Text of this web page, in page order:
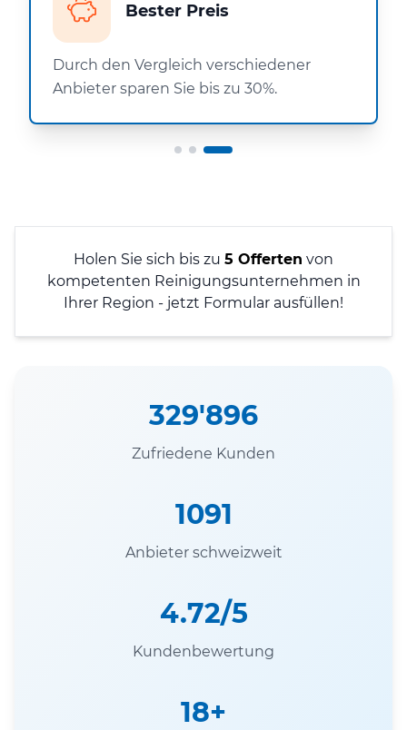
Bester Preis
Durch den Vergleich verschiedener
Anbieter sparen Sie bis zu 30%.
Holen Sie sich bis zu 5 Offerten von
kompetenten Reinigungsunternehmen in
Ihrer Region - jetzt Formular ausfüllen!
329'896
Zufriedene Kunden
1091
Anbieter schweizweit
4.72/5
Kundenbewertung
18+